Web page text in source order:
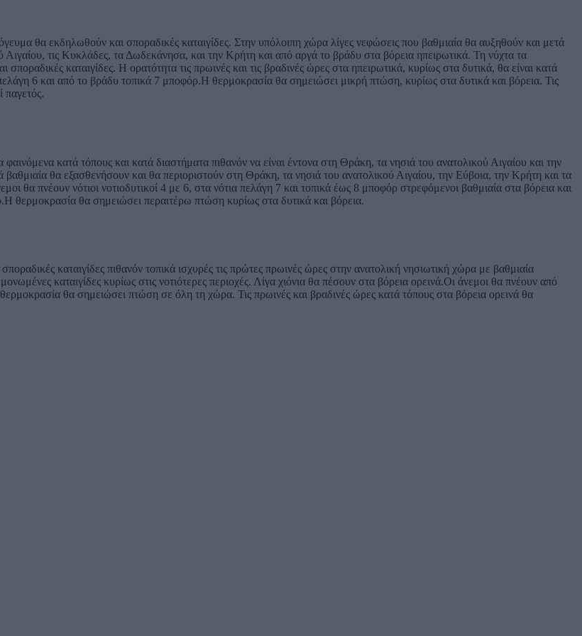
θα εκδηλωθούν και σποραδικές καταιγίδες. Στην υπόλοιπη χώρα λίγες νεφώσεις που βαθμιαία θα αυξηθούν και μετά
τις Κυκλάδες, τα Δωδεκάνησα, και την Κρήτη και από αργά το βράδυ στα βόρεια ηπειρωτικά. Τη νύχτα τα
καταιγίδες. Η ορατότητα τις πρωινές και τις βραδινές ώρες στα ηπειρωτικά, κυρίως στα δυτικά, θα είναι κατά
6 και από το βράδυ τοπικά 7 μποφόρ.Η θερμοκρασία θα σημειώσει μικρή πτώση, κυρίως στα δυτικά και βόρεια. Τις
παγετός.
κατά τόπους και κατά διαστήματα πιθανόν να είναι έντονα στη Θράκη, τα νησιά του ανατολικού Αιγαίου και την
θα εξασθενήσουν και θα περιοριστούν στη Θράκη, τα νησιά του ανατολικού Αιγαίου, την Εύβοια, την Κρήτη και τα
θα πνέουν νότιοι νοτιοδυτικοί 4 με 6, στα νότια πελάγη 7 και τοπικά έως 8 μποφόρ στρεφόμενοι βαθμιαία στα βόρεια και
θερμοκρασία θα σημειώσει περαιτέρω πτώση κυρίως στα δυτικά και βόρεια.
καταιγίδες πιθανόν τοπικά ισχυρές τις πρώτες πρωινές ώρες στην ανατολική νησιωτική χώρα με βαθμιαία
καταιγίδες κυρίως στις νοτιότερες περιοχές. Λίγα χιόνια θα πέσουν στα βόρεια ορεινά.Οι άνεμοι θα πνέουν από
θα σημειώσει πτώση σε όλη τη χώρα. Τις πρωινές και βραδινές ώρες κατά τόπους στα βόρεια ορεινά θα